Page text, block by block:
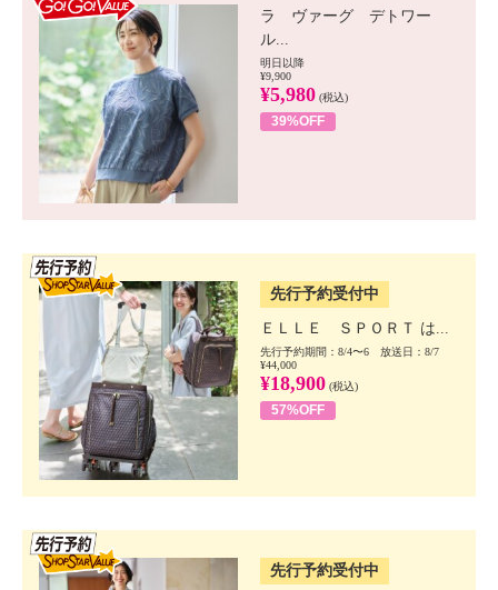
ラ ヴァーグ デトワー
ル...
明日以降
¥9,900
¥5,980 (税込)
39%OFF
先行予約受付中
ＥＬＬＥ ＳＰＯＲＴ は...
先行予約期間：8/4〜6 放送日：8/7
¥44,000
¥18,900 (税込)
57%OFF
先行予約受付中